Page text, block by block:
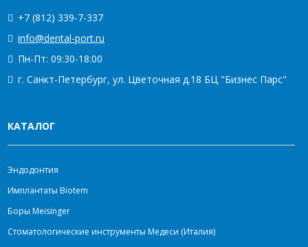
+7 (812) 339-7-337
info@dental-port.ru
Пн-Пт: 09:30-18:00
г. Санкт-Петербург, ул. Цветочная д.18 БЦ "Бизнес Парс"
КАТАЛОГ
Эндодонтия
Имплантаты Biotem
Боры Meisinger
Стоматологические инструменты Медеси (Италия)